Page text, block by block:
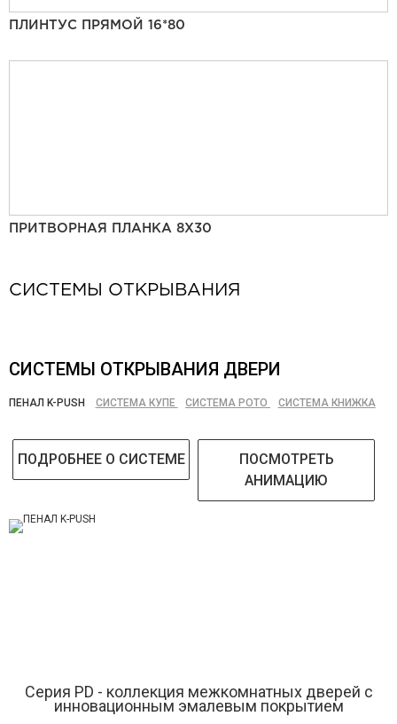
ПЛИНТУС ПРЯМОЙ 16*80
ПРИТВОРНАЯ ПЛАНКА 8Х30
СИСТЕМЫ ОТКРЫВАНИЯ
СИСТЕМЫ ОТКРЫВАНИЯ ДВЕРИ
ПЕНАЛ K-PUSH СИСТЕМА КУПЕ СИСТЕМА РОТО СИСТЕМА КНИЖКА
ПОДРОБНЕЕ О СИСТЕМЕ
ПОСМОТРЕТЬ
АНИМАЦИЮ
Серия РD - коллекция межкомнатных дверей с
инновационным эмалевым покрытием